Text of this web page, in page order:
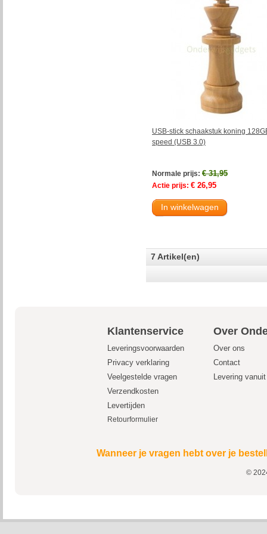
USB-stick schaakstuk koning
speed (USB 3.0)
Normale prijs: € 31,95
Actie prijs: € 26,95
In winkelwagen
7 Artikel(en)
Klantenservice Over
Leveringsvoorwaarden
Over ons
Privacy verklaring
Contact
Veelgestelde vragen
Levering
Verzendkosten
Levertijden
Retourformulier
Wanneer je vragen hebt over je
©